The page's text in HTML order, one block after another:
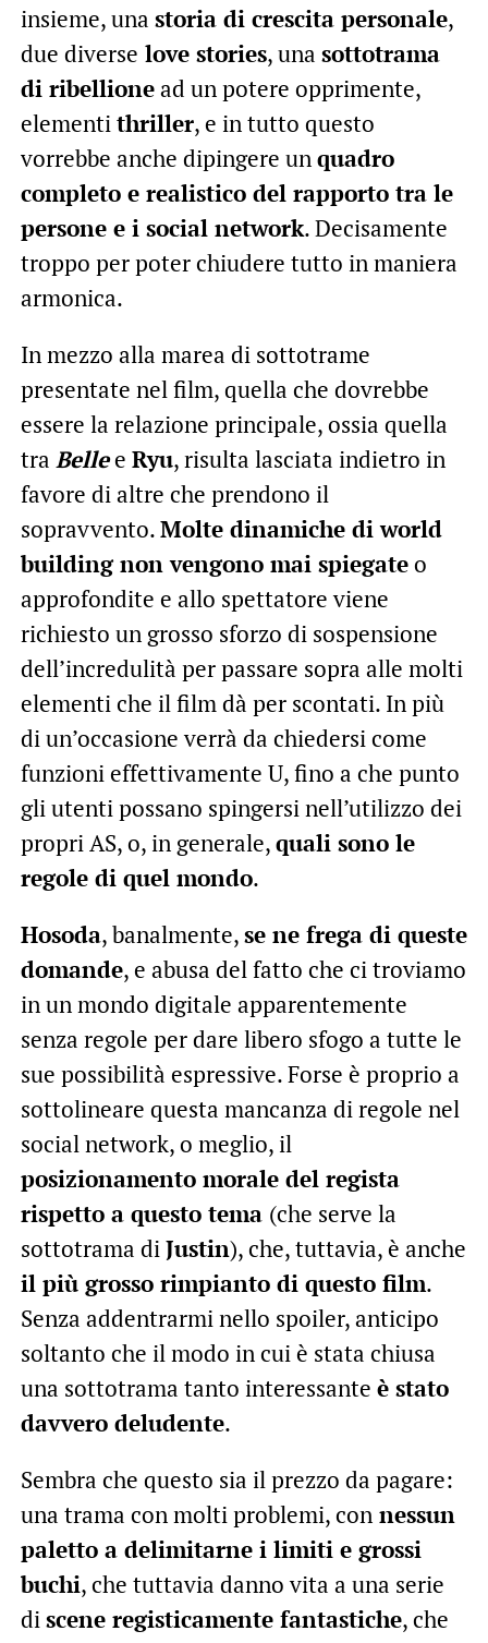
insieme, una storia di crescita personale,
due diverse love stories, una sottotrama
di ribellionead un potere opprimente,
elementi thriller, e in tutto questo
vorrebbe anche dipingere un quadro
completo e realistico del rapporto tra le
persone e i social network. Decisamente
troppo per poter chiudere tutto in maniera
armonica.
In mezzo alla marea di sottotrame
presentate nel film, quella che dovrebbe
essere la relazione principale, ossia quella
tra Bellee Ryu, risulta lasciata indietro in
favore di altre che prendono il
sopravvento.Molte dinamiche di world
building non vengono mai spiegateo
approfondite e allo spettatore viene
richiesto un grosso sforzo di sospensione
dell’incredulità per passare sopra alle molti
elementi che il film dà per scontati. In più
di un’occasione verrà da chiedersi come
funzioni effettivamente U, fino a che punto
gli utenti possano spingersi nell’utilizzo dei
propri AS, o, in generale,quali sono le
regole di quel mondo.
Hosoda, banalmente,se ne frega di queste
domande, e abusa del fatto che ci troviamo
in un mondo digitale apparentemente
senza regole per dare libero sfogo a tutte le
sue possibilità espressive. Forse è proprio a
sottolineare questa mancanza di regole nel
social network, o meglio, il
posizionamento morale del regista
rispetto a questo tema (che serve la
sottotrama di Justin), che, tuttavia, è anche
il più grosso rimpianto di questo film.
Senza addentrarmi nello spoiler, anticipo
soltanto che il modo in cui è stata chiusa
una sottotrama tanto interessante è stato
davvero deludente.
Sembra che questo sia il prezzo da pagare:
una trama con molti problemi, con nessun
paletto a delimitarne i limiti e grossi
buchi, che tuttavia danno vita a una serie
di scene registicamente fantastiche, che